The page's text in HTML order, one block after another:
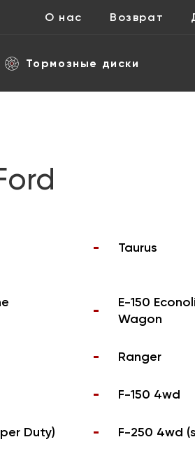
О нас Возврат
Тормозные диски
Taurus
E-150
Wagon
Ranger
F-150 4wd
Duty) F-250 4wd